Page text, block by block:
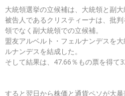
大統領選挙の立候補は、大統領と副大
被告人であるクリスティーナは、批
領でなく副大統領での立候補。
盟友アルベルト・フェルナンデスを
ルナンデスを結成した。
そして結果は、47.66％もの票を得て
すると翌日から株価と通貨ペソが大暴